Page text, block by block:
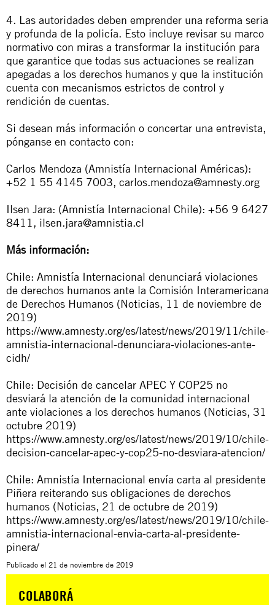
4. Las autoridades deben emprender una reforma seria
y profunda de la policía. Esto incluye revisar su marco
normativo con miras a transformar la institución para
que garantice que todas sus actuaciones se realizan
apegadas a los derechos humanos y que la institución
cuenta con mecanismos estrictos de control y
rendición de cuentas.
Si desean más información o concertar una entrevista,
pónganse en contacto con:
Carlos Mendoza (Amnistía Internacional Américas):
+52 1 55 4145 7003, carlos.mendoza@amnesty.org
Ilsen Jara: (Amnistía Internacional Chile): +56 9 6427
8411, ilsen.jara@amnistia.cl
Más información:
Chile: Amnistía Internacional denunciará violaciones
de derechos humanos ante la Comisión Interamericana
de Derechos Humanos (Noticias, 11 de noviembre de
2019)
https://www.amnesty.org/es/latest/news/2019/11/chile-
amnistia-internacional-denunciara-violaciones-ante-
cidh/
Chile: Decisión de cancelar APEC Y COP25 no
desviará la atención de la comunidad internacional
ante violaciones a los derechos humanos (Noticias, 31
octubre 2019)
https://www.amnesty.org/es/latest/news/2019/10/chile-
decision-cancelar-apec-y-cop25-no-desviara-atencion/
Chile: Amnistía Internacional envía carta al presidente
Piñera reiterando sus obligaciones de derechos
humanos (Noticias, 21 de octubre de 2019)
https://www.amnesty.org/es/latest/news/2019/10/chile-
amnistia-internacional-envia-carta-al-presidente-
pinera/
Publicado el 21 de noviembre de 2019
COLABORÁ